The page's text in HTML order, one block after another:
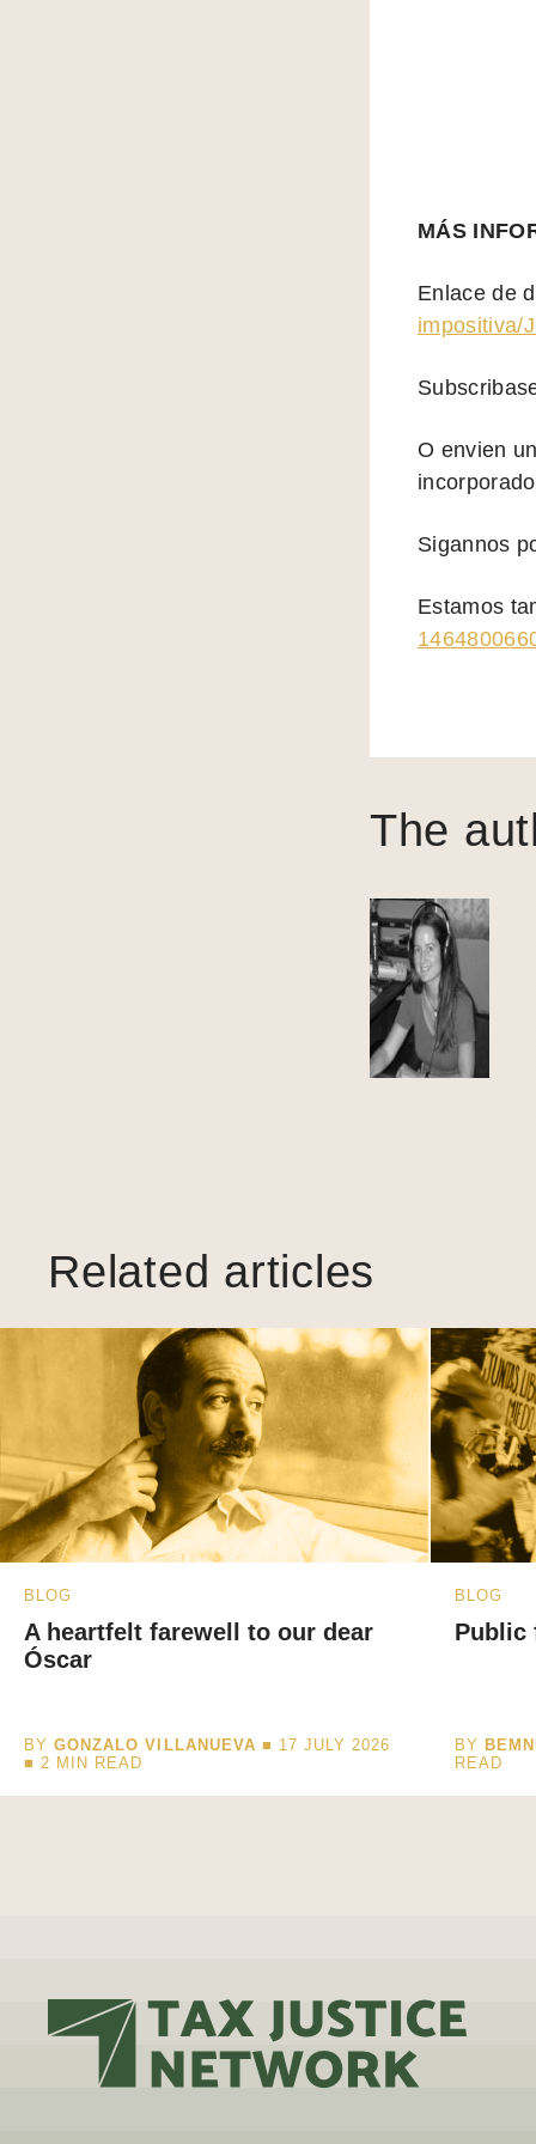
MÁS
Enlace de
impositiva/
O envien
Sigannos
Estamos
The
Related articles
BLOG
A heartfelt farewell to our dear
Óscar
BYGONZALO VILLANUEVA ■ 17 JULY 2026
■2 MIN READ
BLOG
Public
BY
READ